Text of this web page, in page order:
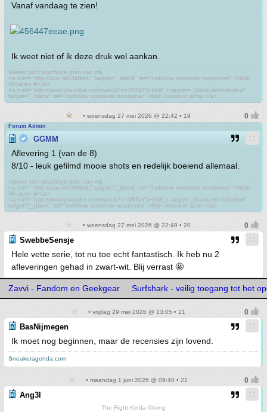
Vanaf vandaag te zien!
Ik weet niet of ik deze druk wel aankan.
Alweer zo'n prachtige post van mij.
<a href="http://puu.sh/3kNmL" target="_blank" rel="nofollow norererer noopener" >Nicki
Minaj en ik</a>
<a href="http://www.youtube.com/watch?v=3BTsY1HAW_c target=_blank rel=nofollow"
target="_blank" rel="nofollow norererer noopener" >Mijn vissen in actie.</a>
• woensdag 27 mei 2026 @ 22:42 • 19
Forum Admin
GGMM
Aflevering 1 (van de 8)
8/10 - leuk gefilmd mooie shots en redelijk boeiend allemaal.
Alweer zo'n prachtige post van mij.
<a href="http://puu.sh/3kNmL" target="_blank" rel="nofollow norererer noopener" >Nicki
Minaj en ik</a>
<a href="http://www.youtube.com/watch?v=3BTsY1HAW_c target=_blank rel=nofollow"
target="_blank" rel="nofollow norererer noopener" >Mijn vissen in actie.</a>
• woensdag 27 mei 2026 @ 22:49 • 20
SwebbeSensje
Hele vette serie, tot nu toe echt fantastisch. Ik heb nu 2
afleveringen gehad in zwart-wit. Blij verrast 🤩
Zavvi - Fandom en Geekgear Surfshark - veilig toegang tot het
• vrijdag 29 mei 2026 @ 13:05 • 21
BasNijmegen
Ik moet nog beginnen, maar de recensies zijn lovend.
Sneakeragenda.com
• maandag 1 juni 2026 @ 09:40 • 22
Ang3l
The Right Kinda Wrong